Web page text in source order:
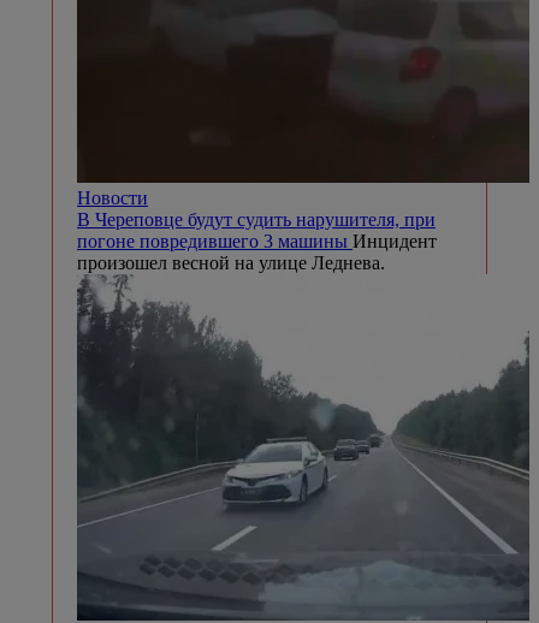
Новости
В Череповце будут судить нарушителя, при
погоне повредившего 3 машины Инцидент
произошел весной на улице Леднева.